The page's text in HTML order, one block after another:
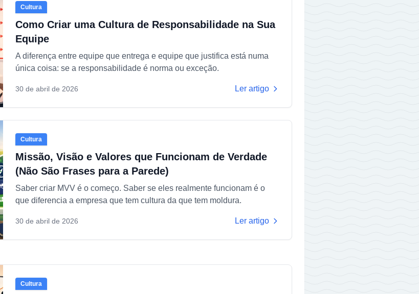
Cultura
Como Criar uma Cultura de Responsabilidade na Sua
Equipe
A diferença entre equipe que entrega e equipe que justifica está numa
única coisa: se a responsabilidade é norma ou exceção.
30 de abril de 2026 Ler artigo
Cultura
Missão, Visão e Valores que Funcionam de Verdade
(Não São Frases para a Parede)
Saber criar MVV é o começo. Saber se eles realmente funcionam é o
que diferencia a empresa que tem cultura da que tem moldura.
30 de abril de 2026 Ler artigo
Cultura